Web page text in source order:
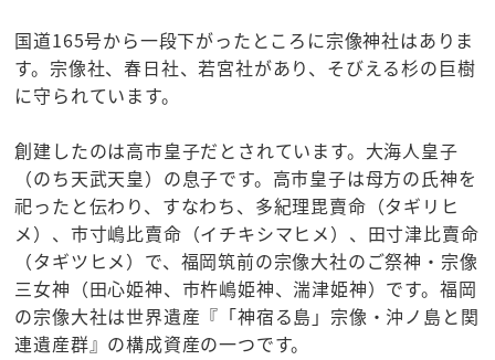
国道165号から一段下がったところに宗像神社はありま
す。宗像社、春日社、若宮社があり、そびえる杉の巨樹
に守られています。
創建したのは高市皇子だとされています。大海人皇子
（のち天武天皇）の息子です。高市皇子は母方の氏神を
祀ったと伝わり、すなわち、多紀理毘賣命（タギリヒ
メ）、市寸嶋比賣命（イチキシマヒメ）、田寸津比賣命
（タギツヒメ）で、福岡筑前の宗像大社のご祭神・宗像
三女神（田心姫神、市杵嶋姫神、湍津姫神）です。福岡
の宗像大社は世界遺産『「神宿る島」宗像・沖ノ島と関
連遺産群』の構成資産の一つです。